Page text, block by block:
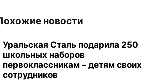
новости
Уральская Сталь подарила 250
школьных наборов
первоклассникам – детям своих
сотрудников